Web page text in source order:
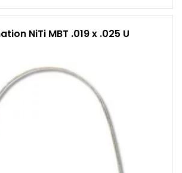
NiTi MBT .019 x .025 U